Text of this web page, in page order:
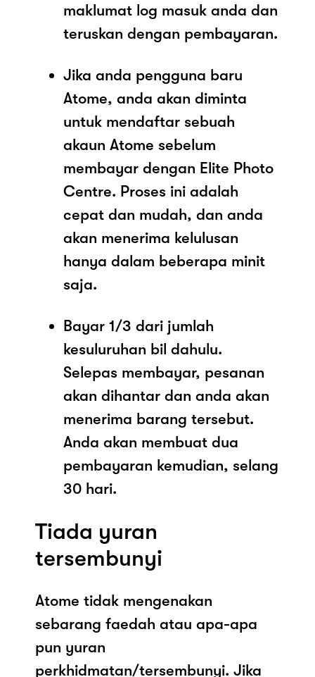
maklumat log masuk anda dan
teruskan dengan pembayaran.
Jika anda pengguna baru
Atome, anda akan diminta
untuk mendaftar sebuah
akaun Atome sebelum
membayar dengan Elite Photo
Centre. Proses ini adalah
cepat dan mudah, dan anda
akan menerima kelulusan
hanya dalam beberapa minit
saja.
Bayar 1/3 dari jumlah
kesuluruhan bil dahulu.
Selepas membayar, pesanan
akan dihantar dan anda akan
menerima barang tersebut.
Anda akan membuat dua
pembayaran kemudian, selang
30 hari.
Tiada yuran
tersembunyi
Atome tidak mengenakan
sebarang faedah atau apa-apa
pun yuran
perkhidmatan/tersembunyi. Jika